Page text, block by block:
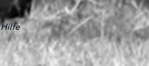
Hilfe